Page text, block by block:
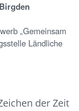
„Gemeinsam
Ländliche
der Zeit